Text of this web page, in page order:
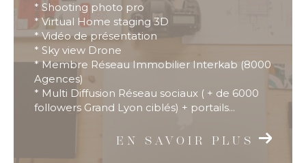
* Shooting photo pro
* Virtual Home staging 3D
* Vidéo de présentation
* Sky view Drone
* Membre Réseau Immobilier Interkab (8000
Agences)
* Multi Diffusion Réseau sociaux ( + de 6000
followers Grand Lyon ciblés) + portails...
EN SAVOIR PLUS